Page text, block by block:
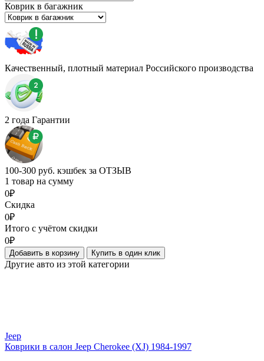
Коврик в багажник
Качественный, плотный материал Российского производства
2 года Гарантии
100-300 руб. кэшбек за ОТЗЫВ
1 товар на сумму
0₽
Скидка
0₽
Итого с учётом скидки
0₽
Добавить в корзину Купить в один клик
Другие авто из этой категории
Jeep
Коврики в салон Jeep Cherokee (XJ) 1984-1997